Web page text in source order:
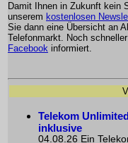
Damit Ihnen in Zukunft kein
unserem kostenlosen
Sie dann eine Übersicht an
Telefonmarkt. Noch
Facebook informiert.
Telekom
inklusive
04.08.26 Ein